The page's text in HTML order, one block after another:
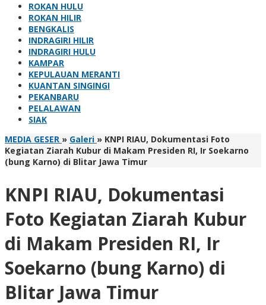
ROKAN HULU
ROKAN HILIR
BENGKALIS
INDRAGIRI HILIR
INDRAGIRI HULU
KAMPAR
KEPULAUAN MERANTI
KUANTAN SINGINGI
PEKANBARU
PELALAWAN
SIAK
MEDIA GESER » Galeri » KNPI RIAU, Dokumentasi Foto
Kegiatan Ziarah Kubur di Makam Presiden RI, Ir Soekarno
(bung Karno) di Blitar Jawa Timur
KNPI RIAU, Dokumentasi
Foto Kegiatan Ziarah Kubur
di Makam Presiden RI, Ir
Soekarno (bung Karno) di
Blitar Jawa Timur